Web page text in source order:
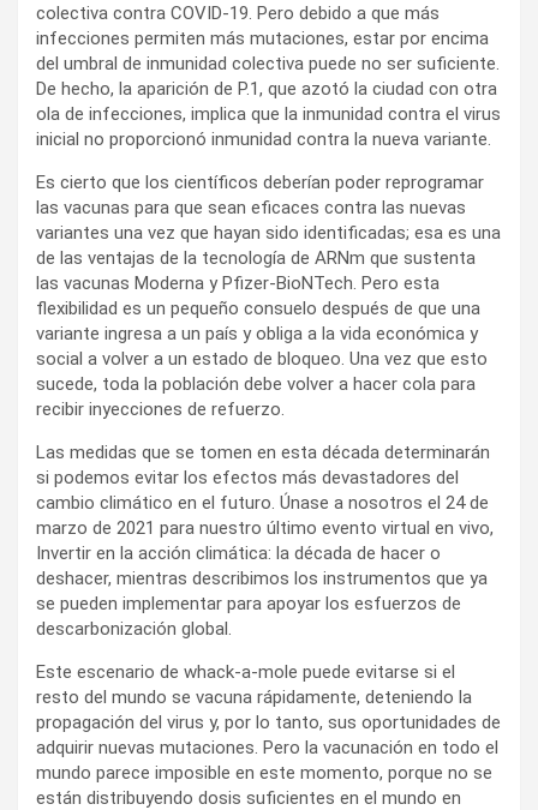
colectiva contra COVID-19. Pero debido a que más
infecciones permiten más mutaciones, estar por encima
del umbral de inmunidad colectiva puede no ser suficiente.
De hecho, la aparición de P.1, que azotó la ciudad con otra
ola de infecciones, implica que la inmunidad contra el virus
inicial no proporcionó inmunidad contra la nueva variante.
Es cierto que los científicos deberían poder reprogramar
las vacunas para que sean eficaces contra las nuevas
variantes una vez que hayan sido identificadas; esa es una
de las ventajas de la tecnología de ARNm que sustenta
las vacunas Moderna y Pfizer-BioNTech. Pero esta
flexibilidad es un pequeño consuelo después de que una
variante ingresa a un país y obliga a la vida económica y
social a volver a un estado de bloqueo. Una vez que esto
sucede, toda la población debe volver a hacer cola para
recibir inyecciones de refuerzo.
Las medidas que se tomen en esta década determinarán
si podemos evitar los efectos más devastadores del
cambio climático en el futuro. Únase a nosotros el 24 de
marzo de 2021 para nuestro último evento virtual en vivo,
Invertir en la acción climática: la década de hacer o
deshacer, mientras describimos los instrumentos que ya
se pueden implementar para apoyar los esfuerzos de
descarbonización global.
Este escenario de whack-a-mole puede evitarse si el
resto del mundo se vacuna rápidamente, deteniendo la
propagación del virus y, por lo tanto, sus oportunidades de
adquirir nuevas mutaciones. Pero la vacunación en todo el
mundo parece imposible en este momento, porque no se
están distribuyendo dosis suficientes en el mundo en